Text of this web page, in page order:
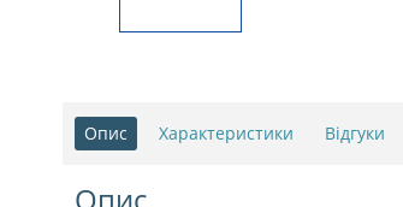
Опис Характеристики Відгуки
Опис